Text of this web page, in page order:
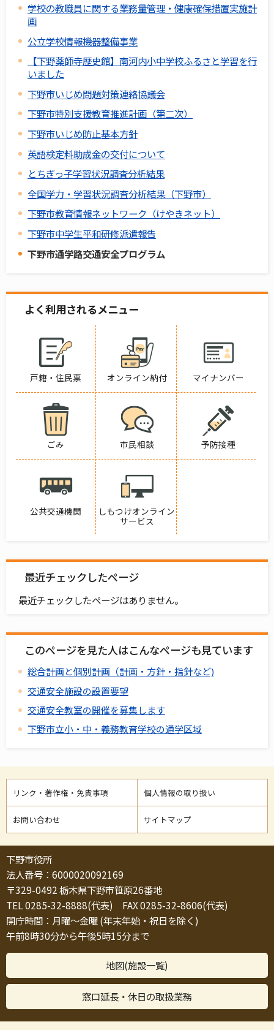
学校の教職員に関する業務量管理・健康確保措置実施計
画
公立学校情報機器整備事業
【下野薬師寺歴史館】南河内小中学校ふるさと学習を行
いました
下野市いじめ問題対策連絡協議会
下野市特別支援教育推進計画（第二次）
下野市いじめ防止基本方針
英語検定料助成金の交付について
とちぎっ子学習状況調査分析結果
全国学力・学習状況調査分析結果（下野市）
下野市教育情報ネットワーク（けやきネット）
下野市中学生平和研修派遣報告
下野市通学路交通安全プログラム
よく利用されるメニュー
戸籍・住民票 オンライン納付 マイナンバー
ごみ 市民相談 予防接種
公共交通機関
しもつけオンライン
サービス
最近チェックしたページ
最近チェックしたページはありません。
このページを見た人はこんなページも見ています
総合計画と個別計画（計画・方針・指針など)
交通安全施設の設置要望
交通安全教室の開催を募集します
下野市立小・中・義務教育学校の通学区域
リンク・著作権・免責事項 個人情報の取り扱い
お問い合わせ サイトマップ
下野市役所
法人番号：6000020092169
〒329-0492 栃木県下野市笹原26番地
TEL 0285-32-8888(代表) FAX 0285-32-8606(代表)
開庁時間：月曜～金曜 (年末年始・祝日を除く)
午前8時30分から午後5時15分まで
地図(施設一覧)
窓口延長・休日の取扱業務